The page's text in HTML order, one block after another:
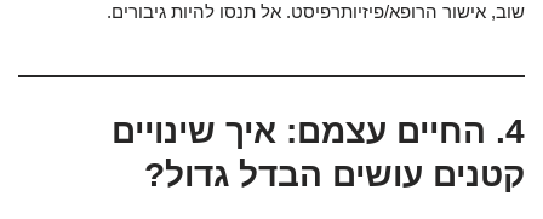
שוב, אישור הרופא/פיזיותרפיסט. אל תנסו להיות גיבורים.
4. החיים עצמם: איך שינויים
קטנים עושים הבדל גדול?